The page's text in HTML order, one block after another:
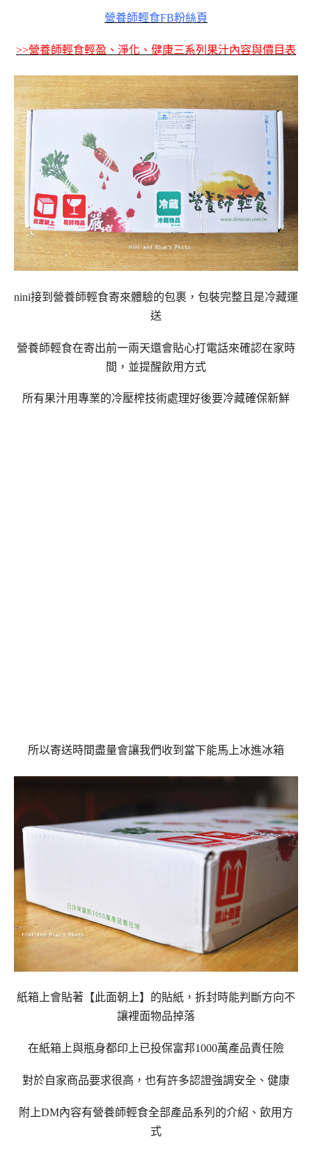
營養師輕食FB粉絲頁
>>營養師輕食輕盈、淨化、健康三系列果汁內容與價目表
nini接到營養師輕食寄來體驗的包裹，包裝完整且是冷藏運
送
營養師輕食在寄出前一兩天還會貼心打電話來確認在家時
間，並提醒飲用方式
所有果汁用專業的冷壓榨技術處理好後要冷藏確保新鮮
所以寄送時間盡量會讓我們收到當下能馬上冰進冰箱
紙箱上會貼著【此面朝上】的貼紙，拆封時能判斷方向不
讓裡面物品掉落
在紙箱上與瓶身都印上已投保富邦1000萬產品責任險
對於自家商品要求很高，也有許多認證強調安全、健康
附上DM內容有營養師輕食全部產品系列的介紹、飲用方
式